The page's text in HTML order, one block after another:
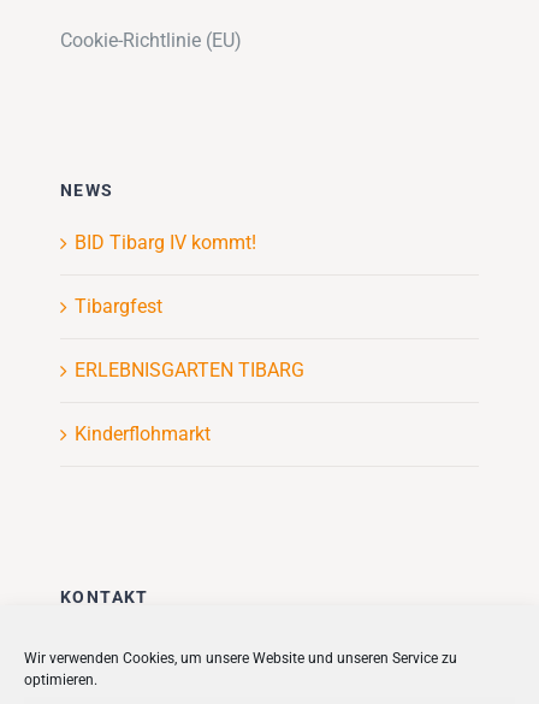
Wir verwenden Cookies, um unsere Website und unseren Service zu
optimieren.
Cookie-Richtlinie (EU)
NEWS
BID Tibarg IV kommt!
Tibargfest
ERLEBNISGARTEN TIBARG
Kinderflohmarkt
KONTAKT
Stadt + Handel City- und